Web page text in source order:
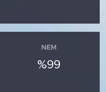
NEM
%99